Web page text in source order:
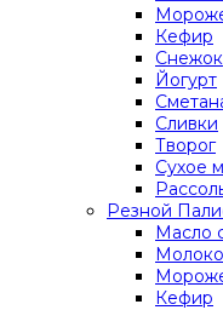
Кефир
Снежок
Йогурт
Сливки
Творог
Сухое
Резной
Масло
Молоко
Кефир